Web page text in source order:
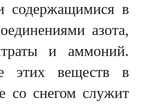
содержащимися в
азота,
и аммоний.
этих веществ в
со снегом служит